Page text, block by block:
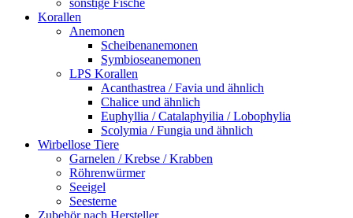
Korallen
Anemonen
Scheibenanemonen
Symbioseanemonen
LPS Korallen
Acanthastrea / Favia und ähnlich
Chalice und ähnlich
Euphyllia / Catalaphyilia / Lobophylia
Scolymia / Fungia und ähnlich
Wirbellose Tiere
Garnelen / Krebse / Krabben
Röhrenwürmer
Seeigel
Seesterne
Zubehör nach Hersteller